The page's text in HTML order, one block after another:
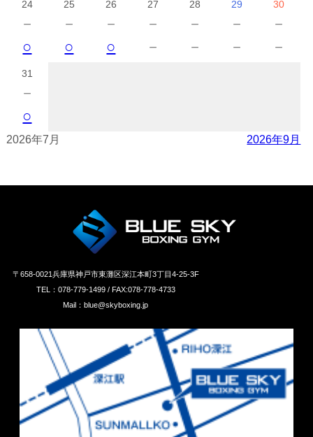
24
－
○
25
－
○
26
－
○
27
－
－
28
－
－
29
－
－
30
－
－
31
－
○
2026年7月 2026年9月
〒658‐0021兵庫県神戸市東灘区深江本町3丁目4-25-3F
TEL：078-779-1499 / FAX:078-778-4733
Mail：blue@skyboxing.jp